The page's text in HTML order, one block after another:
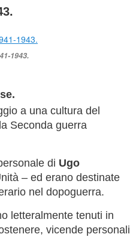
1943.
a una cultura del
Seconda guerra
di Ugo
– ed erano destinate
nel dopoguerra.
letteralmente tenuti in
vicende personali